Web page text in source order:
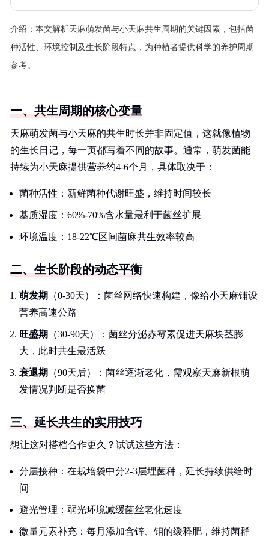
介绍： 本文解析天麻萌发菌与小天麻共生周期的关键因素，包括菌
种活性、环境控制及生长阶段特点，为种植者提供科学的养护周期
参考。
一、共生周期的核心变量
天麻萌发菌与小天麻的共生时长并非固定值，这就像植物
的生长日记，每一页都写着不同的故事。通常，萌发菌能
持续为小天麻提供营养约4-6个月，具体取决于：
菌种活性：新鲜菌种代谢旺盛，维持时间较长
基质湿度：60%-70%含水量最利于菌丝扩展
环境温度：18-22℃区间菌麻共生效率较高
二、生长阶段的动态平衡
萌发期
（0-30天）：菌丝网络快速构建，像给小天麻铺设
营养高速公路
旺盛期
（30-90天）：菌丝分泌赤霉素促进天麻块茎膨
大，此时共生最活跃
衰退期
（90天后）：菌丝逐渐老化，需观察天麻新根萌
发情况判断是否换菌
三、延长共生的实用技巧
想让这对搭档合作更久？试试这些方法：
分层接种：在栽培袋中分2-3层埋菌种，延长持续供给时
间
避光管理：弱光环境减缓菌丝老化速度
微量元素补充：每月添加含锌、钼的缓释肥，维持菌群